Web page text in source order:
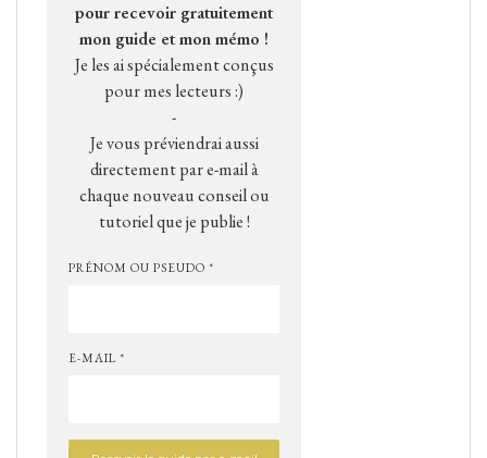
pour recevoir gratuitement
mon guide et mon mémo !
Je les ai spécialement conçus
pour mes lecteurs :)
-
Je vous préviendrai aussi
directement par e-mail à
chaque nouveau conseil ou
tutoriel que je publie !
PRÉNOM OU PSEUDO *
E-MAIL *